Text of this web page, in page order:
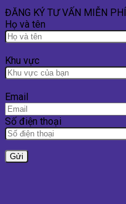
ĐĂNG KÝ TƯ VẤN MIỄN PHÍ
Họ và tên
Khu vực
Email
Số điện thoại